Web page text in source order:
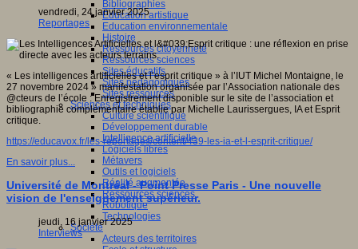
Bibliographies
Education artistique
Education environnementale
Histoire
Ressources citoyenneté
Ressources sciences
Sites éducatifs
Sites pédagogiques
Sites ressources
Sciences et techniques
Culture scientifique
Développement durable
Intelligence artificielle
Logiciels libres
Métavers
Outils et logiciels
Réalité augmentée
Ressources sciences
Robotique
Technologies
Société
Acteurs des territoires
vendredi, 24 janvier 2025
Reportages
« Les intelligences artificielles et l’esprit critique » à l’IUT Michel Montaigne, le
27 novembre 2024 » manifestation organisée par l’Association nationale des
@cteurs de l’école : Enregistrement disponible sur le site de l’association et
bibliographie complémentaire établie par Michelle Laurissergues, IA et Esprit
critique.
https://educavox.fr/les-reportages/content/439-les-ia-et-l-esprit-critique/
En savoir plus...
Université de Montréal - Point Presse Paris - Une nouvelle
vision de l'enseignement supérieur.
jeudi, 16 janvier 2025
Interviews